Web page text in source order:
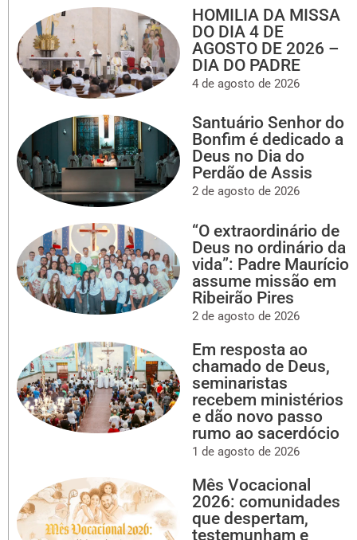
HOMILIA DA MISSA
DO DIA 4 DE
AGOSTO DE 2026 –
DIA DO PADRE
4 de agosto de 2026
Santuário Senhor do
Bonfim é dedicado a
Deus no Dia do
Perdão de Assis
2 de agosto de 2026
“O extraordinário de
Deus no ordinário da
vida”: Padre Maurício
assume missão em
Ribeirão Pires
2 de agosto de 2026
Em resposta ao
chamado de Deus,
seminaristas
recebem ministérios
e dão novo passo
rumo ao sacerdócio
1 de agosto de 2026
Mês Vocacional
2026: comunidades
que despertam,
testemunham e